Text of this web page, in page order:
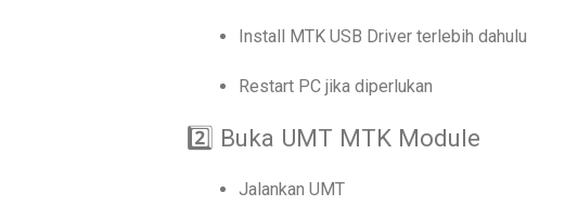
Install MTK USB Driver terlebih dahulu
Restart PC jika diperlukan
2️⃣ Buka UMT MTK Module
Jalankan UMT